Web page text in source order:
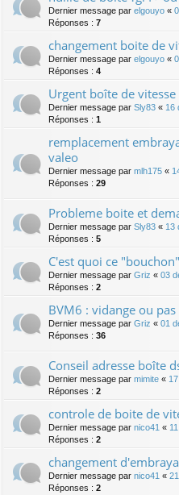
Dernier message par elgouyo «
Réponses : 7
changement boite de
Dernier message par elgouyo «
Réponses : 4
Urgent boîte de vitesse
Dernier message par Sly83 « 16
Réponses : 1
remplacement
valeo
Dernier message par mlh175 «
Réponses : 29
Probleme boite et
Dernier message par Sly83 « 13
Réponses : 5
C'est quoi ce
Dernier message par Griz « 03
Réponses : 2
BVM6 : vidange ou pas
Dernier message par Griz « 01
Réponses : 36
Conseil adresse boîte
Dernier message par mimite «
Réponses : 2
controle de boite de
Dernier message par nico41 «
Réponses : 2
changement
Dernier message par nico41 «
Réponses : 2